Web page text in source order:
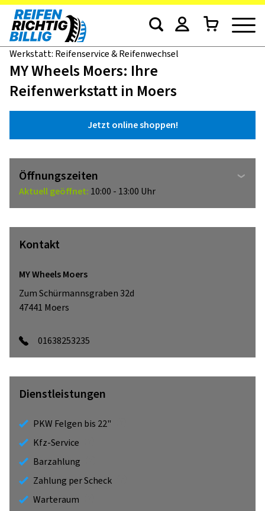
Werkstatt: Reifenservice & Reifenwechsel
MY Wheels Moers: Ihre
Reifenwerkstatt in Moers
Jetzt online shoppen!
Öffnungszeiten
Aktuell geöffnet: 10:00 - 13:00 Uhr
Kontakt
MY Wheels Moers
Zum Schürmannsgraben 32d
47441 Moers
01638253235
Dienstleistungen
PKW Felgen bis 22"
Kfz-Service
Barzahlung
Zahlung per Scheck
Warteraum